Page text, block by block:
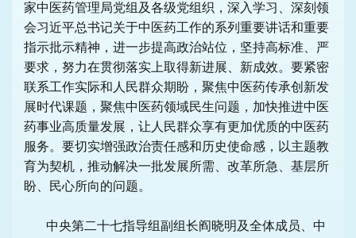
家中医药管理局党组及各级党组织，深入学习、深刻领
会习近平总书记关于中医药工作的系列重要讲话和重要
指示批示精神，进一步提高政治站位，坚持高标准、严
要求，努力在贯彻落实上取得新进展、新成效。要紧密
联系工作实际和人民群众期盼，聚焦中医药传承创新发
展时代课题，聚焦中医药领域民生问题，加快推进中医
药事业高质量发展，让人民群众享有更加优质的中医药
服务。要切实增强政治责任感和历史使命感，以主题教
育为契机，推动解决一批发展所需、改革所急、基层所
盼、民心所向的问题。
中央第二十七指导组副组长阎晓明及全体成员、中